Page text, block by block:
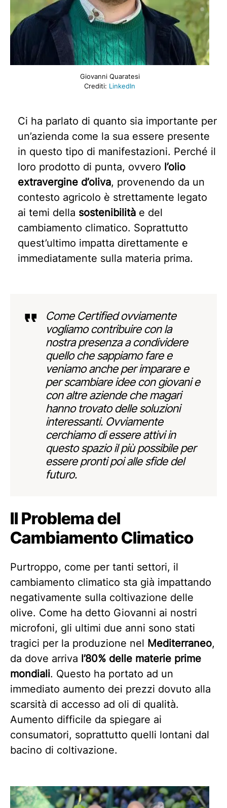
Giovanni Quaratesi
Crediti: LinkedIn
Ci ha parlato di quanto sia importante per
un’azienda come la sua essere presente
in questo tipo di manifestazioni. Perché il
loro prodotto di punta, ovvero l’olio
extravergine d’oliva, provenendo da un
contesto agricolo è strettamente legato
ai temi della sostenibilità e del
cambiamento climatico. Soprattutto
quest’ultimo impatta direttamente e
immediatamente sulla materia prima.
Come Certified ovviamente
vogliamo contribuire con la
nostra presenza a condividere
quello che sappiamo fare e
veniamo anche per imparare e
per scambiare idee con giovani e
con altre aziende che magari
hanno trovato delle soluzioni
interessanti. Ovviamente
cerchiamo di essere attivi in
questo spazio il più possibile per
essere pronti poi alle sfide del
futuro.
Il Problema del
Cambiamento Climatico
Purtroppo, come per tanti settori, il
cambiamento climatico sta già impattando
negativamente sulla coltivazione delle
olive. Come ha detto Giovanni ai nostri
microfoni, gli ultimi due anni sono stati
tragici per la produzione nel Mediterraneo,
da dove arriva l’80% delle materie prime
mondiali. Questo ha portato ad un
immediato aumento dei prezzi dovuto alla
scarsità di accesso ad oli di qualità.
Aumento difficile da spiegare ai
consumatori, soprattutto quelli lontani dal
bacino di coltivazione.